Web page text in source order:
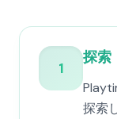
1
探索
探索